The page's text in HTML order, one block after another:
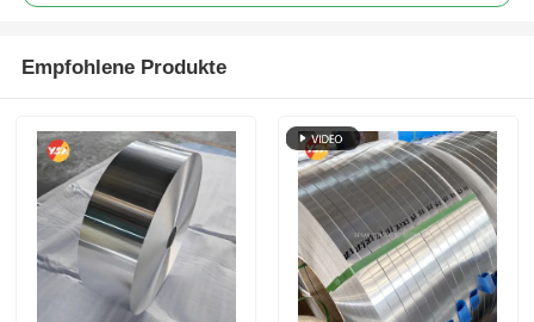
Empfohlene Produkte